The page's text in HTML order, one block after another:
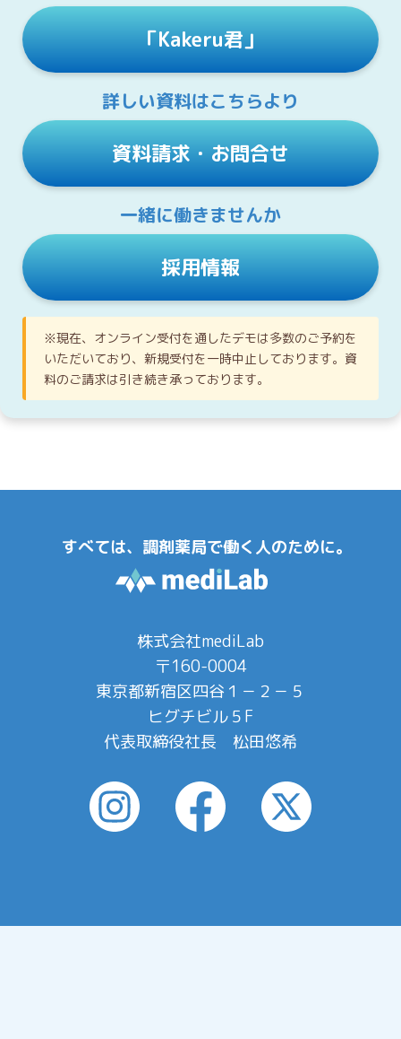
「Kakeru君」
詳しい資料はこちらより
資料請求・お問合せ
一緒に働きませんか
採用情報
※現在、オンライン受付を通したデモは多数のご予約を
いただいており、新規受付を一時中止しております。資
料のご請求は引き続き承っております。
すべては、調剤薬局で働く人のために。
株式会社mediLab
〒160-0004
東京都新宿区四谷１－２－５
ヒグチビル５F
代表取締役社長 松田悠希